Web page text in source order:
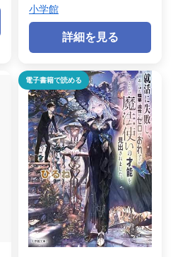
小学館
詳細を見る
電子書籍で読める